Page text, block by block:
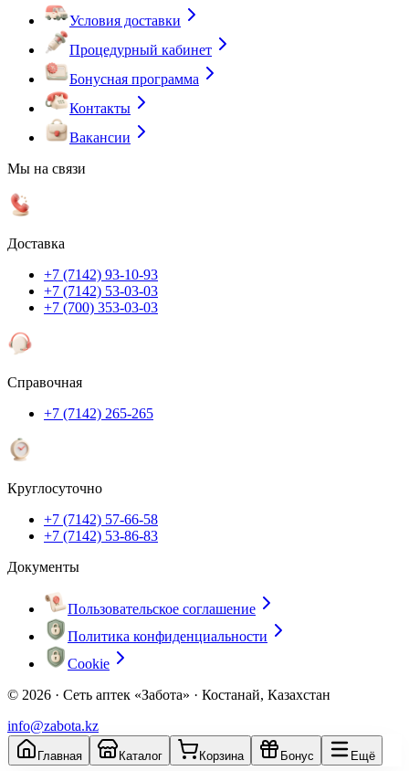
Условия доставки
Процедурный кабинет
Бонусная программа
Контакты
Вакансии
Мы на связи
Доставка
+7 (7142) 93-10-93
+7 (7142) 53-03-03
+7 (700) 353-03-03
Справочная
+7 (7142) 265-265
Круглосуточно
+7 (7142) 57-66-58
+7 (7142) 53-86-83
Документы
Пользовательское соглашение
Политика конфиденциальности
Cookie
© 2026 · Сеть аптек «Забота» · Костанай, Казахстан
info@zabota.kz
Главная Каталог Корзина Бонус Ещё